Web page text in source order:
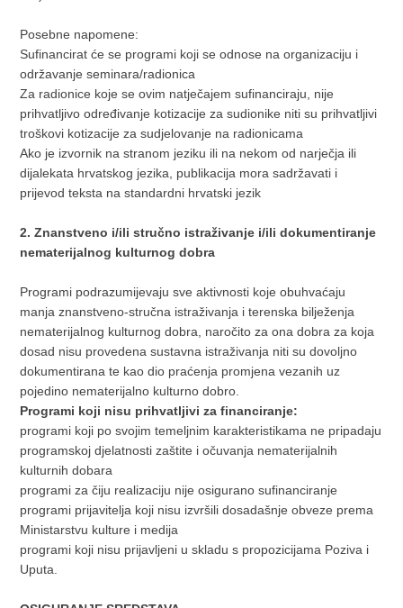
Posebne napomene:
Sufinancirat će se programi koji se odnose na organizaciju i
održavanje seminara/radionica
Za radionice koje se ovim natječajem sufinanciraju, nije
prihvatljivo određivanje kotizacije za sudionike niti su prihvatljivi
troškovi kotizacije za sudjelovanje na radionicama
Ako je izvornik na stranom jeziku ili na nekom od narječja ili
dijalekata hrvatskog jezika, publikacija mora sadržavati i
prijevod teksta na standardni hrvatski jezik
2. Znanstveno i/ili stručno istraživanje i/ili dokumentiranje
nematerijalnog kulturnog dobra
Programi podrazumijevaju sve aktivnosti koje obuhvaćaju
manja znanstveno-stručna istraživanja i terenska bilježenja
nematerijalnog kulturnog dobra, naročito za ona dobra za koja
dosad nisu provedena sustavna istraživanja niti su dovoljno
dokumentirana te kao dio praćenja promjena vezanih uz
pojedino nematerijalno kulturno dobro.
Programi koji nisu prihvatljivi za financiranje:
programi koji po svojim temeljnim karakteristikama ne pripadaju
programskoj djelatnosti zaštite i očuvanja nematerijalnih
kulturnih dobara
programi za čiju realizaciju nije osigurano sufinanciranje
programi prijavitelja koji nisu izvršili dosadašnje obveze prema
Ministarstvu kulture i medija
programi koji nisu prijavljeni u skladu s propozicijama Poziva i
Uputa.